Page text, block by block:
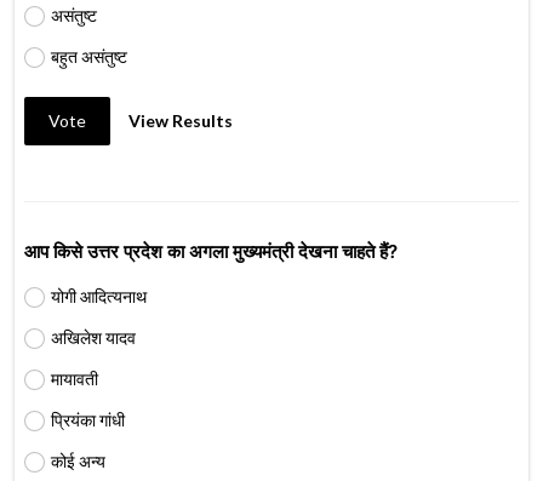
असंतुष्ट
बहुत असंतुष्ट
Vote View Results
आप किसे उत्तर प्रदेश का अगला मुख्यमंत्री देखना चाहते हैं?
योगी आदित्यनाथ
अखिलेश यादव
मायावती
प्रियंका गांधी
कोई अन्य